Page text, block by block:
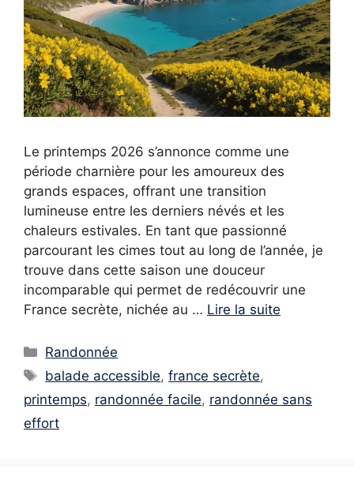
Le printemps 2026 s’annonce comme une
période charnière pour les amoureux des
grands espaces, offrant une transition
lumineuse entre les derniers névés et les
chaleurs estivales. En tant que passionné
parcourant les cimes tout au long de l’année, je
trouve dans cette saison une douceur
incomparable qui permet de redécouvrir une
France secrète, nichée au … Lire la suite
Catégories
Randonnée
Étiquettes
balade accessible,france secrète,
printemps, randonnée facile, randonnée sans
effort